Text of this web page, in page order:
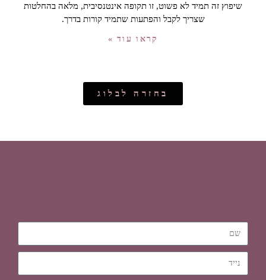
שיפוץ זה תמיד לא פשוט, זו תקופה אינטנסיבית, מלאה בהחלטות
שצריך לקבל והפתעות שתמיד קורות בדרך.
קראו עוד »
בחזרה לבלוג